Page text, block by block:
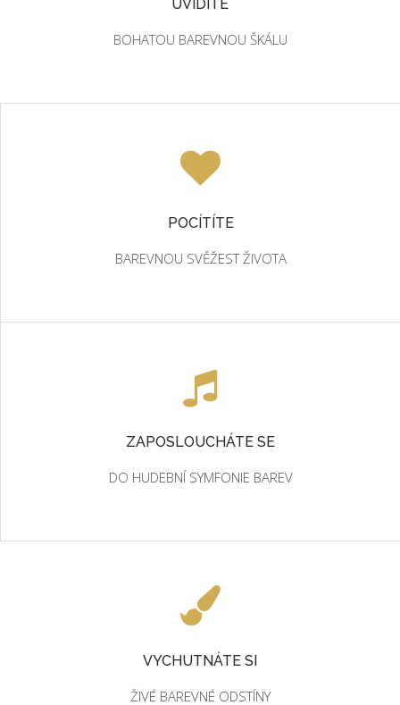
UVIDÍTE
BOHATOU BAREVNOU ŠKÁLU
POCÍTÍTE
BAREVNOU SVĚŽEST ŽIVOTA
ZAPOSLOUCHÁTE SE
DO HUDEBNÍ SYMFONIE BAREV
VYCHUTNÁTE SI
ŽIVÉ BAREVNÉ ODSTÍNY